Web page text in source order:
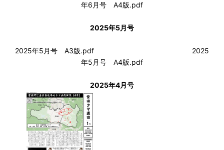
年6月号 A4版.pdf
2025年5月号
2025年5月号 A3版.pdf
2025
年5月号 A4版.pdf
2025年4月号